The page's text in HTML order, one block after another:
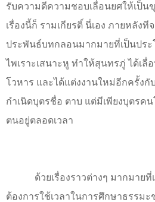
รับความดีความชอบเลื่อนยศให้เป็น
เรื่องนี้ก็ รามเกียรติ์ นี่เอง ภายหลัง
ประพันธ์บทกลอนมากมายที่เป็นประ
ไพเราะเสนาะหู ทำให้สุนทรภู่ ได้เ
โวหาร และได้แต่งงานใหม่อีกครั้ง
กำเนิดบุตรชื่อ ตาบ แต่มีเพียงบุตรค
ตนอยู่ตลอดเวลา
ด้วยเรื่องราวต่างๆ มากมาย
ต้องการใช้เวลาในการศึกษาธรรม